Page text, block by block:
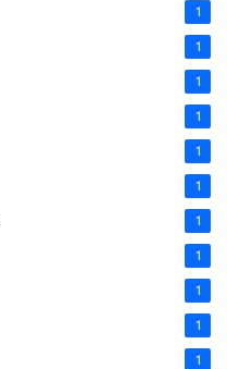
1
1
1
1
1
1
1
1
1
1
1